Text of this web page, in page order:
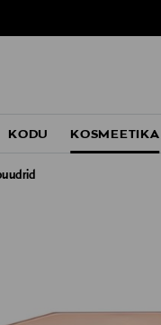
KODU KOSMEETIKA